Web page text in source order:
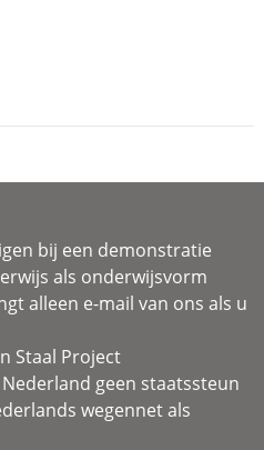
bij een demonstratie
als onderwijsvorm
alleen e-mail van ons als u
Staal Project
geen staatssteun
wegennet als